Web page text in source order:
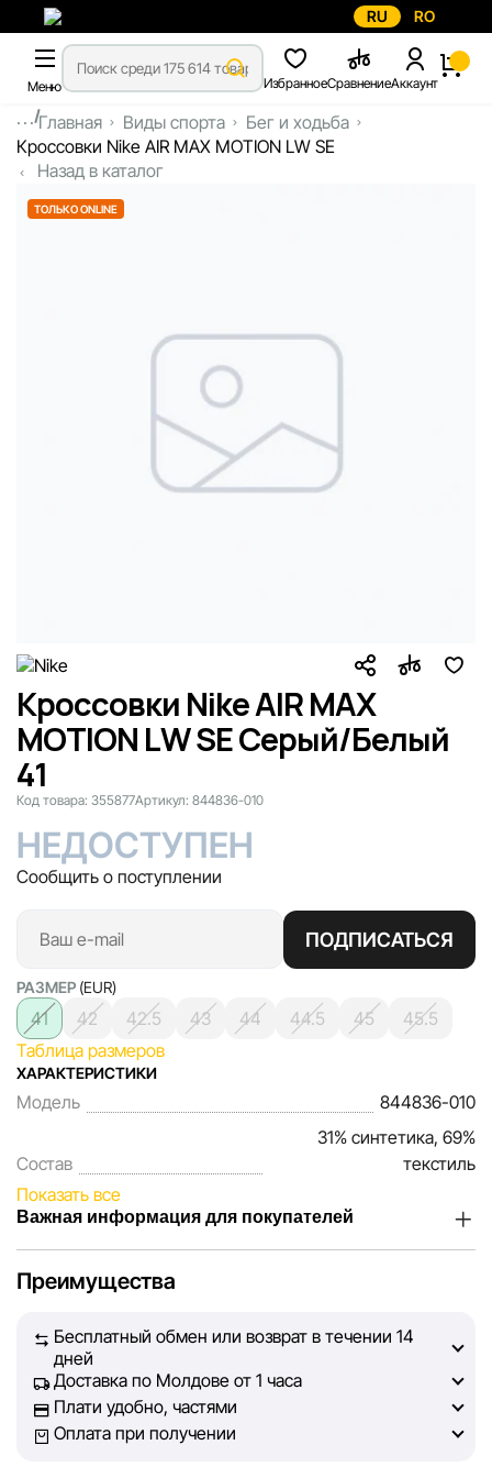
RU RO
Меню ИзбранноеСравнениеАккаунт
...Главная Виды спорта
Бег и ходьба
Кроссовки Nike AIR MAX MOTION LW SE
Назад в каталог
ТОЛЬКО ONLINE
Кроссовки Nike AIR MAX
MOTION LW SE Серый/Белый
41
Код товара: 355877Артикул: 844836-010
НЕДОСТУПЕН
Сообщить о поступлении
ПОДПИСАТЬСЯ
РАЗМЕР (EUR)
41 42 42.5 43 44 44.5 45
45.5
Таблица размеров
ХАРАКТЕРИСТИКИ
Модель 844836-010
Состав
31% синтетика, 69%
текстиль
Показать все
Важная информация для покупателей
наших покупателей. Каждый день мы работаем над тем,
на сайте, была максимально полной, объективной и
актуальной. Наша цель — обеспечить вас достоверной
информацией, чтобы вы смогли принять лучшее
решение о покупке.
Преимущества
Бесплатный обмен или возврат в течении 14
дней
Доставка по Молдове от 1 часа
Плати удобно, частями
Оплата при получении